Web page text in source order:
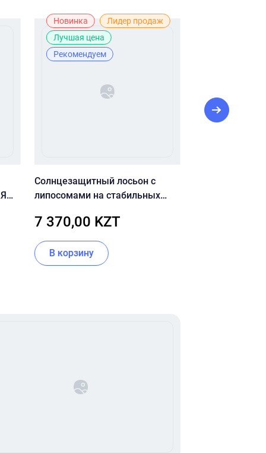
Новинка
Лидер продаж
Лучшая цена
Рекомендуем
Солнцезащитный лосьон с
липосомами на стабильных
Blemish Sun Lotion SPF50+
PA++++ 60 мл
7 370,00 KZT
В корзину